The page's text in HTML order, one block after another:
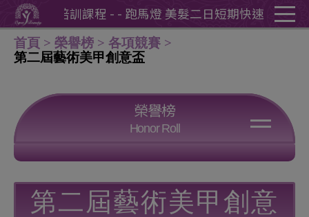
快速培訓課程 - - 跑馬燈 美髮二日短期快速培訓課程
首頁 榮譽榜
各項競賽
第二屆藝術美甲創意盃
榮譽榜
Honor Roll
各項競賽
各類檢定
熱心公益
公開展演
第二屆藝術美甲創意
Cookie管理面板